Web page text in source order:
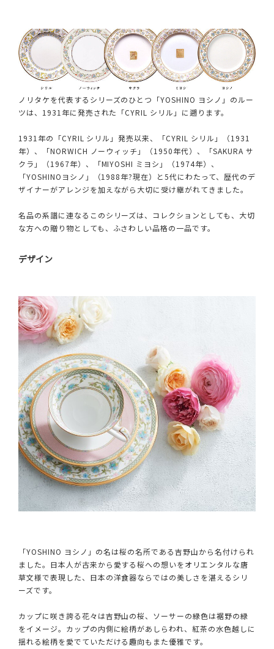
ノリタケを代表するシリーズのひとつ「YOSHINO ヨシノ」のルー
ツは、1931年に発売された「CYRIL シリル」に遡ります。
1931年の「CYRIL シリル」発売以来、「CYRIL シリル」（1931
年）、「NORWICH ノーウィッチ」（1950年代）、「SAKURA サ
クラ」（1967年）、「MIYOSHI ミヨシ」（1974年）、
「YOSHINOヨシノ」（1988年?現在）と5代にわたって、歴代のデ
ザイナーがアレンジを加えながら大切に受け継がれてきました。
名品の系譜に連なるこのシリーズは、コレクションとしても、大切
な方への贈り物としても、ふさわしい品格の一品です。
デザイン
「YOSHINO ヨシノ」の名は桜の名所である吉野山から名付けられ
ました。日本人が古来から愛する桜への想いをオリエンタルな唐
草文様で表現した、日本の洋食器ならではの美しさを湛えるシリ
ーズです。
カップに咲き誇る花々は吉野山の桜、ソーサーの緑色は裾野の緑
をイメージ。カップの内側に絵柄があしらわれ、紅茶の水色越しに
揺れる絵柄を愛でていただける趣向もまた優雅です。